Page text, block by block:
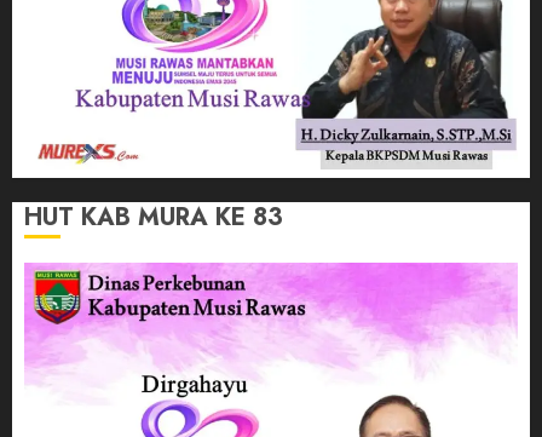
HUT KAB MURA KE 83